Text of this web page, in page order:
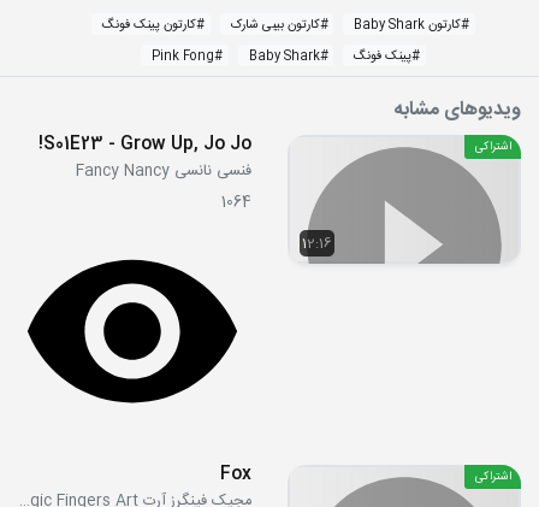
#کارتون Baby Shark #کارتون بیبی شارک #کارتون پینک فونگ
#پینک فونگ #
Baby Shark
#
Pink Fong
ویدیوهای مشابه
12:16
اشتراکی S01E23 - Grow Up, Jo Jo!
فنسی نانسی Fancy Nancy
1064
اشتراکی Fox
مجیک فینگرز آرت Magic Fingers Art